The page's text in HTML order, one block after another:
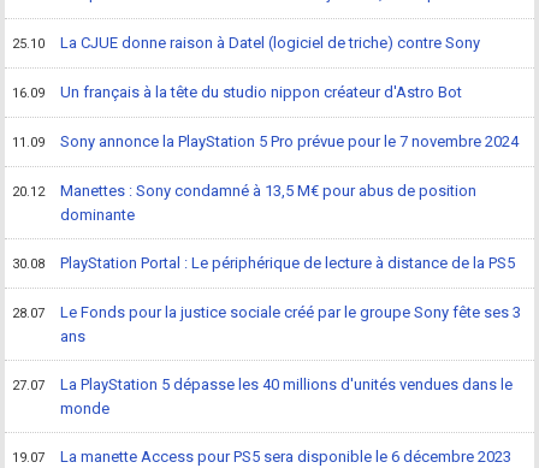
25.10 La CJUE donne raison à Datel (logiciel de triche) contre Sony
16.09 Un français à la tête du studio nippon créateur d'Astro Bot
11.09 Sony annonce la PlayStation 5 Pro prévue pour le 7 novembre 2024
20.12
Manettes : Sony condamné à 13,5 M€ pour abus de position
dominante
30.08 PlayStation Portal : Le périphérique de lecture à distance de la PS5
28.07
Le Fonds pour la justice sociale créé par le groupe Sony fête ses 3
ans
27.07
La PlayStation 5 dépasse les 40 millions d'unités vendues dans le
monde
19.07 La manette Access pour PS5 sera disponible le 6 décembre 2023